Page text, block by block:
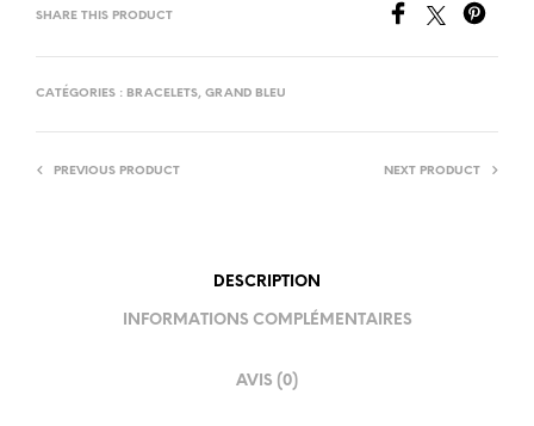
SHARE THIS PRODUCT
CATÉGORIES : BRACELETS, GRAND BLEU
PREVIOUS PRODUCT NEXT PRODUCT
DESCRIPTION
INFORMATIONS COMPLÉMENTAIRES
AVIS (0)